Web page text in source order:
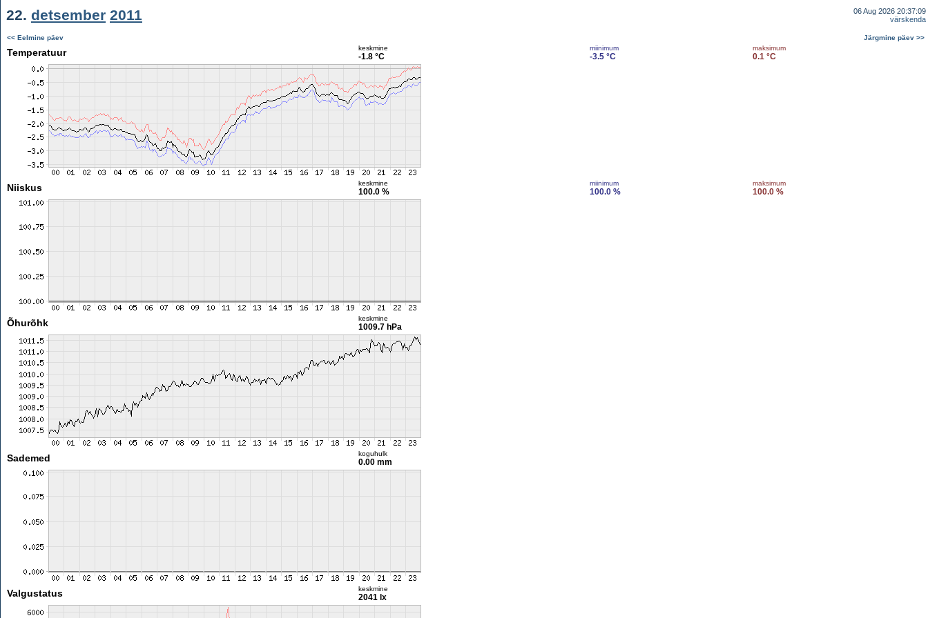
22. detsember 2011
06 Aug 2026 20:37:09
värskenda
<< Eelmine päev Järgmine päev >>
Temperatuur keskmine
-1.8 °C
miinimum
-3.5 °C
maksimum
0.1 °C
Niiskus keskmine
100.0 %
miinimum
100.0 %
maksimum
100.0 %
Õhurõhk keskmine
1009.7 hPa
Sademed koguhulk
0.00 mm
Valgustatus keskmine
2041 lx